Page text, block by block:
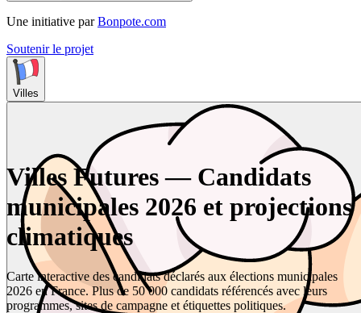
Une initiative par Bonpote.com
Soutenir le projet
Villes
Villes Futures — Candidats
municipales 2026 et projections
climatiques
Carte interactive des candidats déclarés aux élections municipales
2026 en France. Plus de 50 000 candidats référencés avec leurs
programmes, sites de campagne et étiquettes politiques.